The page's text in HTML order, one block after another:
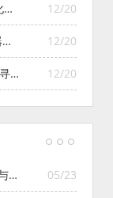
12/20
12/20
12/20
找
05/23
智